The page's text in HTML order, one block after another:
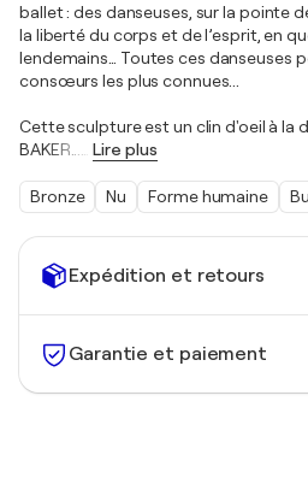
Expédition et retours
Garantie et paiement
ballet : des danseuses, sur la pointe
la liberté du corps et de l’esprit, en
lendemains… Toutes ces danseuses
consœurs les plus connues...
Cette sculpture est un clin d'oeil à la
BAKER...
Lire plus
Bronze Nu Forme humaine